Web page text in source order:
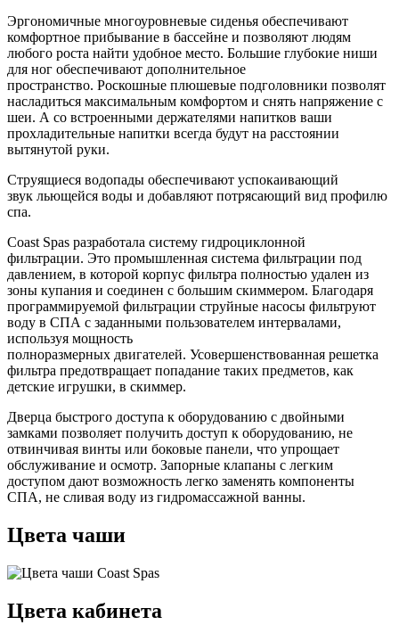
Эргономичные многоуровневые сиденья обеспечивают
комфортное прибывание в бассейне и позволяют людям
любого роста найти удобное место. Большие глубокие ниши
для ног обеспечивают дополнительное
пространство. Роскошные плюшевые подголовники позволят
насладиться максимальным комфортом и снять напряжение с
шеи. А со встроенными держателями напитков ваши
прохладительные напитки всегда будут на расстоянии
вытянутой руки.
Струящиеся водопады обеспечивают успокаивающий
звук льющейся воды и добавляют потрясающий вид профилю
спа.
Coast Spas разработала систему гидроциклонной
фильтрации. Это промышленная система фильтрации под
давлением, в которой корпус фильтра полностью удален из
зоны купания и соединен с большим скиммером. Благодаря
программируемой фильтрации струйные насосы фильтруют
воду в СПА с заданными пользователем интервалами,
используя мощность
полноразмерных двигателей. Усовершенствованная решетка
фильтра предотвращает попадание таких предметов, как
детские игрушки, в скиммер.
Дверца быстрого доступа к оборудованию с двойными
замками позволяет получить доступ к оборудованию, не
отвинчивая винты или боковые панели, что упрощает
обслуживание и осмотр. Запорные клапаны с легким
доступом дают возможность легко заменять компоненты
СПА, не сливая воду из гидромассажной ванны.
Цвета чаши
Цвета кабинета